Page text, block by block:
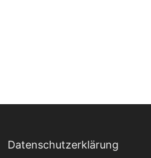
Datenschutzerklärung